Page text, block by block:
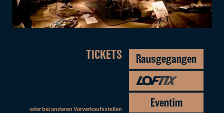
TICKETS Rausgegangen
Eventim
oder bei anderen Vorverkaufsstellen